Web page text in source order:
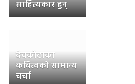
साहित्यकार हुन्
देवकोटाका
कवित्वको सामान्य
चर्चा